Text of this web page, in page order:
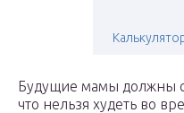
Будущие мамы должны
что нельзя худеть во